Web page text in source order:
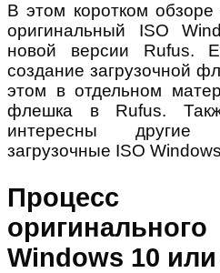
В этом коротком
оригинальный ISO
новой версии Rufus.
создание загрузочной
этом в отдельном
флешка в Rufus.
интересны другие
загрузочные ISO
Процесс
Windows 10 или